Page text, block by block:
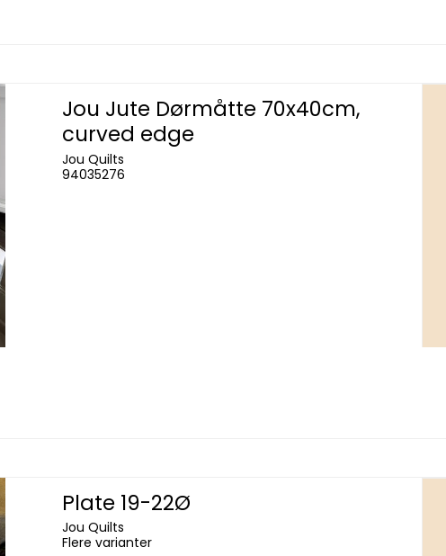
Jou Jute Dørmåtte 70x40cm,
curved edge
Jou Quilts
94035276
Plate 19-22Ø
Jou Quilts
Flere varianter